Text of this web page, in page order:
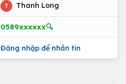
T Thanh Long
0589xxxxxx🔍
Đăng nhập để nhắn tin